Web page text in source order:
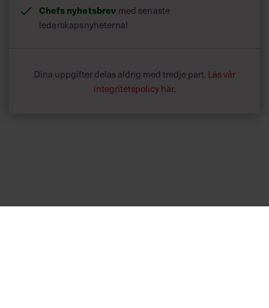
Chefs nyhetsbrev med senaste
ledarskapsnyheterna!
Dina uppgifter delas aldrig med tredje part. Läs vår
integritetspolicy här.